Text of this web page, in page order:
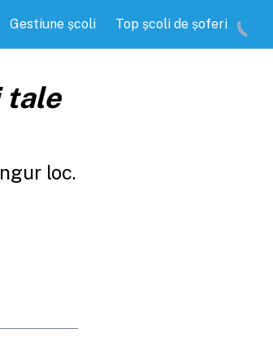
Gestiune școli Top școli de șoferi
tale
loc.